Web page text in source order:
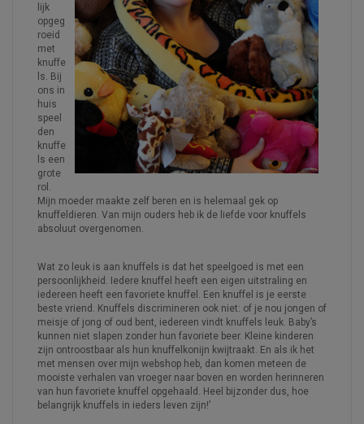
lijk
opgeg
roeid
met
knuffe
ls. Bij
ons in
huis
speel
den
knuffe
ls een
grote
rol.
Mijn moeder maakte zelf beren en is helemaal gek op
knuffeldieren. Van mijn ouders heb ik de liefde voor knuffels
absoluut overgenomen.
Wat zo leuk is aan knuffels is dat het speelgoed is met een
persoonlijkheid. Iedere knuffel heeft een eigen uitstraling en
iedereen heeft een favoriete knuffel. Een knuffel is je eerste
beste vriend. Knuffels discrimineren ook niet: of je nou jongen of
meisje of jong of oud bent, iedereen vindt knuffels leuk. Baby’s
kunnen niet slapen zonder hun favoriete beer. Kleine kinderen
zijn ontroostbaar als hun knuffelkonijn kwijtraakt. En als ik het
met mensen over mijn webshop heb, dan komen meteen de
mooiste verhalen van vroeger naar boven en worden herinneren
van hun favoriete knuffel opgehaald. Heel bijzonder dus, hoe
belangrijk knuffels in ieders leven zijn!’